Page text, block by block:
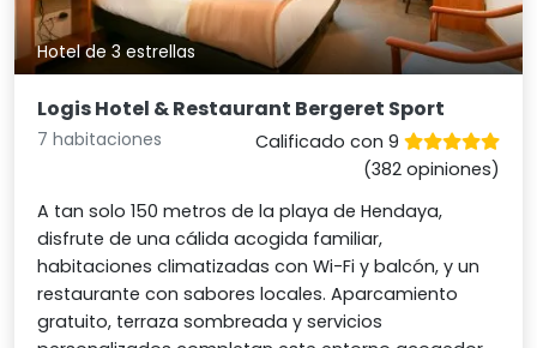
Hotel de 3 estrellas
Logis Hotel & Restaurant Bergeret Sport
7 habitaciones
Calificado con 9
(382 opiniones)
A tan solo 150 metros de la playa de Hendaya,
disfrute de una cálida acogida familiar,
habitaciones climatizadas con Wi-Fi y balcón, y un
restaurante con sabores locales. Aparcamiento
gratuito, terraza sombreada y servicios